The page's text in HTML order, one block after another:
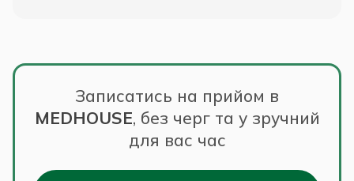
Записатись на прийом в
MEDHOUSE, без черг та у зручний
для вас час